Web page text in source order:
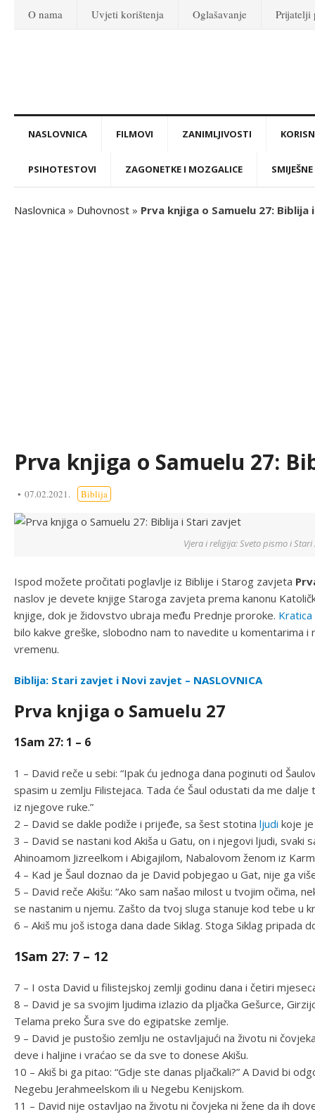
O nama Uvjeti korištenja Oglašavanje Prijatelji
NASLOVNICA FILMOVI ZANIMLJIVOSTI
PSIHOTESTOVI ZAGONETKE I MOZGALICE
Naslovnica » Duhovnost » Prva knjiga o Samuelu 27:
Prva knjiga o Samuelu 27:
07.02.2021. Biblija
Vjera i religija: Sveto pismo i Stari
Ispod možete pročitati poglavlje iz Biblije i Starog zavjeta
naslov je devete knjige Staroga zavjeta prema kanonu
knjige, dok je židovstvo ubraja među Prednje proroke. Kratica
bilo kakve greške, slobodno nam to navedite u komentarima
vremenu.
Biblija: Stari zavjet i Novi zavjet – NASLOVNICA
Prva knjiga o Samuelu 27
1Sam 27: 1 – 6
1 – David reče u sebi: “Ipak ću jednoga dana poginuti od
spasim u zemlju Filistejaca. Tada će Šaul odustati da me
iz njegove ruke.”
2 – David se dakle podiže i prijeđe, sa šest stotina ljudi koje je
3 – David se nastani kod Akiša u Gatu, on i njegovi ljudi,
Ahinoamom Jizreelkom i Abigajilom, Nabalovom ženom iz
4 – Kad je Šaul doznao da je David pobjegao u Gat, nije ga
5 – David reče Akišu: “Ako sam našao milost u tvojim očima,
se nastanim u njemu. Zašto da tvoj sluga stanuje kod tebe u
6 – Akiš mu još istoga dana dade Siklag. Stoga Siklag pripada
1Sam 27: 7 – 12
7 – I osta David u filistejskoj zemlji godinu dana i četiri
8 – David je sa svojim ljudima izlazio da pljačka Gešurce,
Telama preko Šura sve do egipatske zemlje.
9 – David je pustošio zemlju ne ostavljajući na životu ni
deve i haljine i vraćao se da sve to donese Akišu.
10 – Akiš bi ga pitao: “Gdje ste danas pljačkali?” A David bi
Negebu Jerahmeelskom ili u Negebu Kenijskom.
11 – David nije ostavljao na životu ni čovjeka ni žene da ih